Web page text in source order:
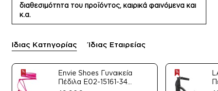
διαθεσιμότητα του προϊόντος, καιρικά φαινόμενα και
κ.α.
Ίδιας Κατηγορίας Ίδιας Εταιρείας
Envie Shoes Γυναικεία
Πέδιλα E02-15161-34